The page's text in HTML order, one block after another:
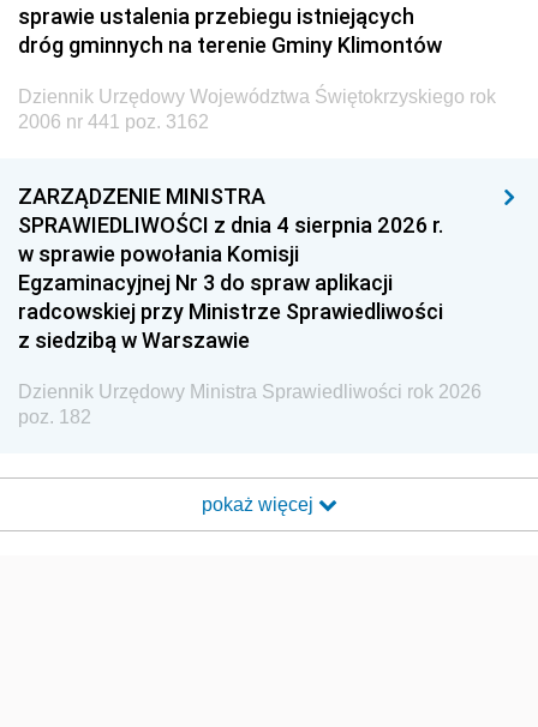
sprawie ustalenia przebiegu istniejących
dróg gminnych na terenie Gminy Klimontów
Dziennik Urzędowy Województwa Świętokrzyskiego rok
2006 nr 441 poz. 3162
ZARZĄDZENIE MINISTRA
SPRAWIEDLIWOŚCI z dnia 4 sierpnia 2026 r.
w sprawie powołania Komisji
Egzaminacyjnej Nr 3 do spraw aplikacji
radcowskiej przy Ministrze Sprawiedliwości
z siedzibą w Warszawie
Dziennik Urzędowy Ministra Sprawiedliwości rok 2026
poz. 182
pokaż więcej